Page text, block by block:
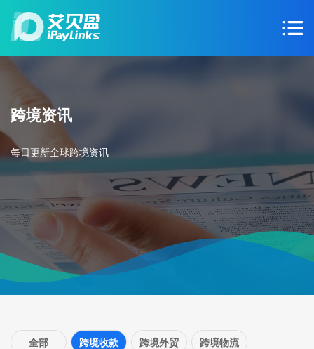
跨境资讯
每日更新全球跨境资讯
全部 跨境收款 跨境外贸 跨境物流